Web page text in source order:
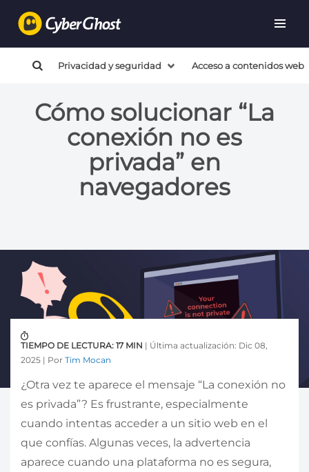
Privacidad y seguridad Acceso a contenidos web
Cómo solucionar “La
conexión no es
privada” en
navegadores
TIEMPO DE LECTURA: 17 MIN | Última actualización: Dic 08,
2025 | Por Tim Mocan
¿Otra vez te aparece el mensaje “La conexión no
es privada”? Es frustrante, especialmente
cuando intentas acceder a un sitio web en el
que confías. Algunas veces, la advertencia
aparece cuando una plataforma no es segura,